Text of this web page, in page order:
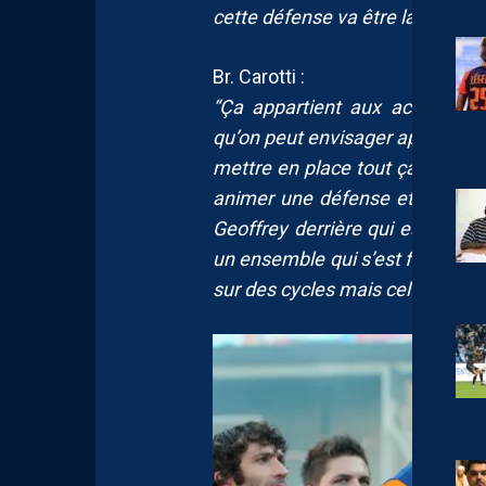
cette défense va être la
Br. Carotti :
“Ça appartient aux acteurs
qu’on peut envisager après
mettre en place tout ça, je
animer une défense et
Geoffrey derrière qui est dans
un ensemble qui s’est fait,
sur des cycles mais celui-là a